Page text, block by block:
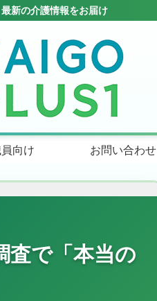
向け お問い合わせ
査で「本当の